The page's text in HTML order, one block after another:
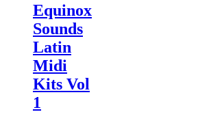
Equinox
Sounds
Latin
Midi
Kits Vol
1